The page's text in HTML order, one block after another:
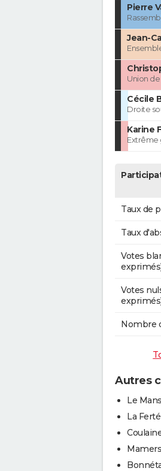
Pierre
Jean-
Union
Cécile
Droite
Karine
Extrême
Taux de
Taux
Votes
Votes
Nombre
Autres
Le
La